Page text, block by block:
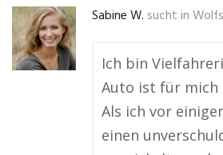
Sabine W. sucht in
Ich bin
Auto ist für mich
Als ich vor
einen